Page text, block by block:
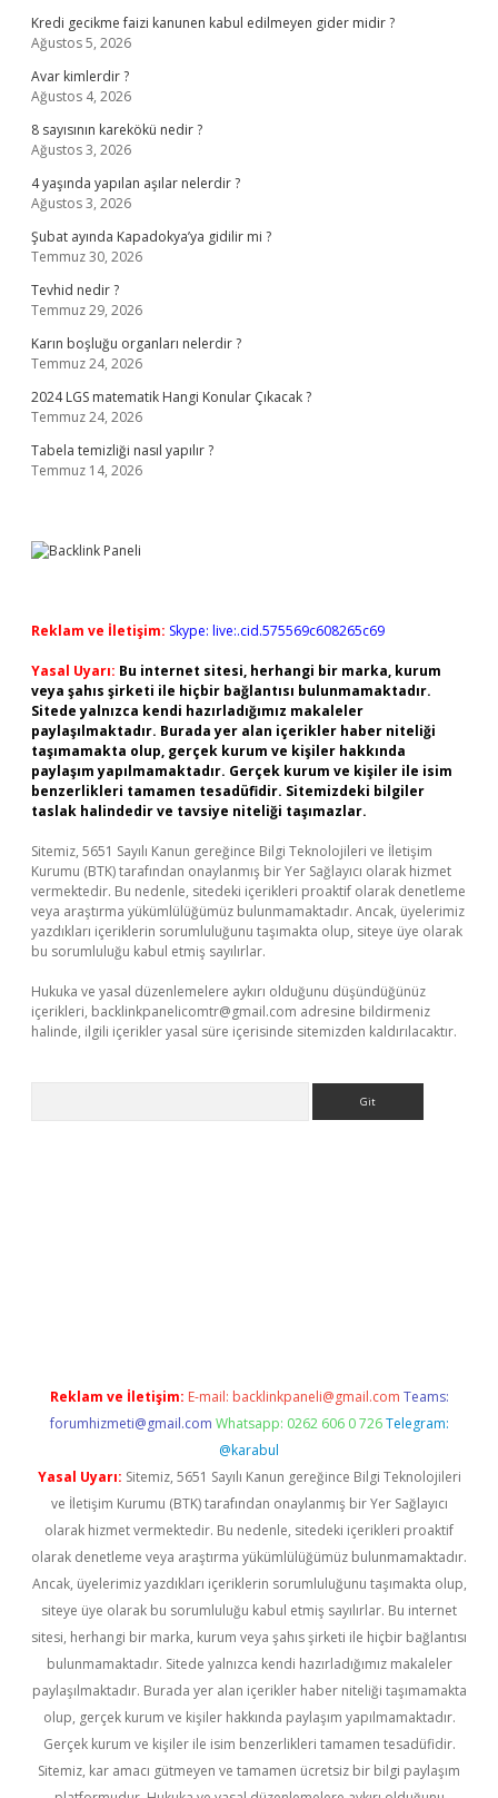
Kredi gecikme faizi kanunen kabul edilmeyen gider midir ?
Ağustos 5, 2026
Avar kimlerdir ?
Ağustos 4, 2026
8 sayısının karekökü nedir ?
Ağustos 3, 2026
4 yaşında yapılan aşılar nelerdir ?
Ağustos 3, 2026
Şubat ayında Kapadokya’ya gidilir mi ?
Temmuz 30, 2026
Tevhid nedir ?
Temmuz 29, 2026
Karın boşluğu organları nelerdir ?
Temmuz 24, 2026
2024 LGS matematik Hangi Konular Çıkacak ?
Temmuz 24, 2026
Tabela temizliği nasıl yapılır ?
Temmuz 14, 2026
Reklam ve İletişim: Skype: live:.cid.575569c608265c69
Yasal Uyarı: Bu internet sitesi, herhangi bir marka, kurum
veya şahıs şirketi ile hiçbir bağlantısı bulunmamaktadır.
Sitede yalnızca kendi hazırladığımız makaleler
paylaşılmaktadır. Burada yer alan içerikler haber niteliği
taşımamakta olup, gerçek kurum ve kişiler hakkında
paylaşım yapılmamaktadır. Gerçek kurum ve kişiler ile isim
benzerlikleri tamamen tesadüfidir. Sitemizdeki bilgiler
taslak halindedir ve tavsiye niteliği taşımazlar.
Sitemiz, 5651 Sayılı Kanun gereğince Bilgi Teknolojileri ve İletişim
Kurumu (BTK) tarafından onaylanmış bir Yer Sağlayıcı olarak hizmet
vermektedir. Bu nedenle, sitedeki içerikleri proaktif olarak denetleme
veya araştırma yükümlülüğümüz bulunmamaktadır. Ancak, üyelerimiz
yazdıkları içeriklerin sorumluluğunu taşımakta olup, siteye üye olarak
bu sorumluluğu kabul etmiş sayılırlar.
Hukuka ve yasal düzenlemelere aykırı olduğunu düşündüğünüz
içerikleri, backlinkpanelicomtr@gmail.com adresine bildirmeniz
halinde, ilgili içerikler yasal süre içerisinde sitemizden kaldırılacaktır.
Reklam ve İletişim: E-mail: backlinkpaneli@gmail.com Teams:
forumhizmeti@gmail.com Whatsapp: 0262 606 0 726 Telegram:
@karabul
Yasal Uyarı: Sitemiz, 5651 Sayılı Kanun gereğince Bilgi Teknolojileri
ve İletişim Kurumu (BTK) tarafından onaylanmış bir Yer Sağlayıcı
olarak hizmet vermektedir. Bu nedenle, sitedeki içerikleri proaktif
olarak denetleme veya araştırma yükümlülüğümüz bulunmamaktadır.
Ancak, üyelerimiz yazdıkları içeriklerin sorumluluğunu taşımakta olup,
siteye üye olarak bu sorumluluğu kabul etmiş sayılırlar. Bu internet
sitesi, herhangi bir marka, kurum veya şahıs şirketi ile hiçbir bağlantısı
bulunmamaktadır. Sitede yalnızca kendi hazırladığımız makaleler
paylaşılmaktadır. Burada yer alan içerikler haber niteliği taşımamakta
olup, gerçek kurum ve kişiler hakkında paylaşım yapılmamaktadır.
Gerçek kurum ve kişiler ile isim benzerlikleri tamamen tesadüfidir.
Sitemiz, kar amacı gütmeyen ve tamamen ücretsiz bir bilgi paylaşım